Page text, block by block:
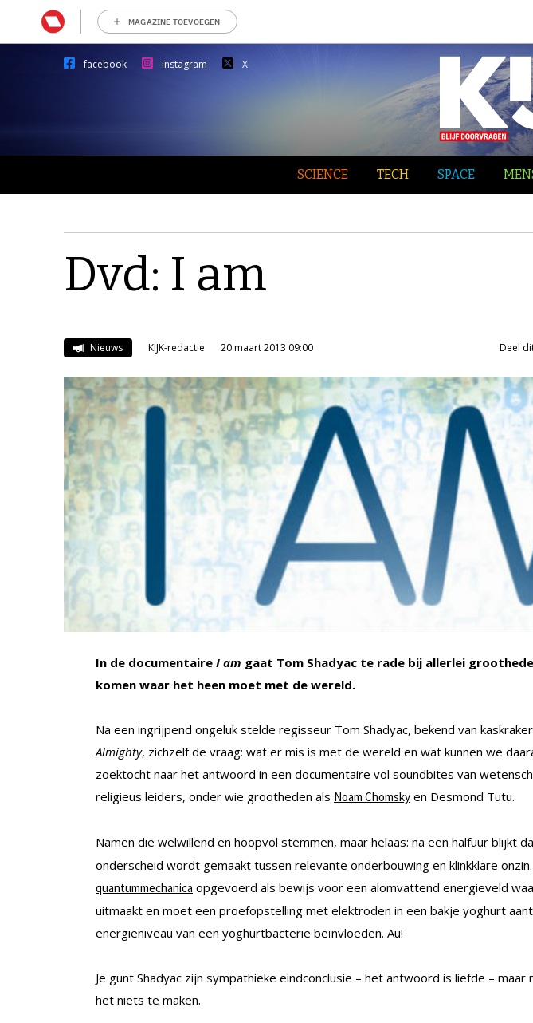
MAGAZINE TOEVOEGEN
facebook instagram X
SCIENCE TECH SPACE
Dvd: I am
Nieuws KIJK-redactie 20 maart 2013 09:00 Deel
In de documentaire I am gaat Tom Shadyac te rade bij allerlei
komen waar het heen moet met de wereld.
Na een ingrijpend ongeluk stelde regisseur Tom Shadyac, bekend van
Almighty, zichzelf de vraag: wat er mis is met de wereld en wat kunnen we
zoektocht naar het antwoord in een documentaire vol soundbites van
religieus leiders, onder wie grootheden als Noam Chomsky en Desmond Tutu.
Namen die welwillend en hoopvol stemmen, maar helaas: na een halfuur blijkt
onderscheid wordt gemaakt tussen relevante onderbouwing en klinkklare
quantummechanica opgevoerd als bewijs voor een alomvattend energieveld
uitmaakt en moet een proefopstelling met elektroden in een bakje yoghurt
energieniveau van een yoghurtbacterie beïnvloeden. Au!
Je gunt Shadyac zijn sympathieke eindconclusie – het antwoord is liefde –
het niets te maken.